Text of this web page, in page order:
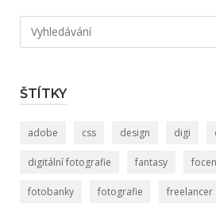
Hledat:
ŠTÍTKY
adobe css design digi
digitální fotografie fantasy
fotobanky fotografie freelancer